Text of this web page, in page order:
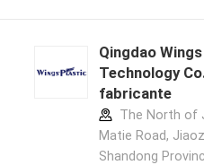
Qingdao
Technology
fabricante
The North of
Matie Road,
Shandong